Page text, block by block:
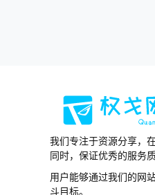
我们专注于资源分享，
同时，保证优秀的服务质
用户能够通过我们的网
斗目标。